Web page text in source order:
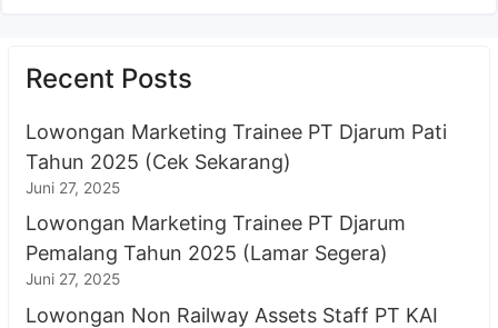
Recent Posts
Lowongan Marketing Trainee PT Djarum Pati
Tahun 2025 (Cek Sekarang)
Juni 27, 2025
Lowongan Marketing Trainee PT Djarum
Pemalang Tahun 2025 (Lamar Segera)
Juni 27, 2025
Lowongan Non Railway Assets Staff PT KAI